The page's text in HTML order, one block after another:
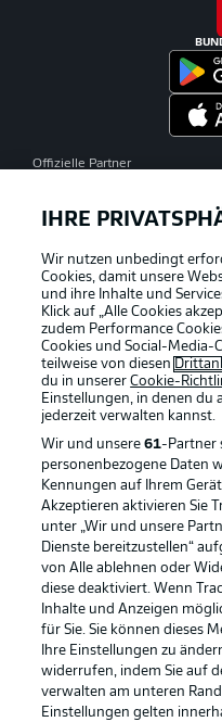
Offizielle Partner
Rechtliche Hinweise
Datenschutz
Broadcaster
Jobs
Partner
IHRE
Wir nutzen unbedingt
Cookies, damit unsere
und ihre Inhalte und
Klick auf „Alle Cookies
zudem Performance
Cookies und Social-Media-
teilweise von diesen
du in unsererCookie-
Einstellungen, in denen du
jederzeit verwalten kannst.
Wir und unsere61-Partner
personenbezogene Daten
Kennungen auf Ihrem
Akzeptieren aktivieren Sie
unter „Wir und unsere
Dienste bereitzustellen“
von Alle ablehnen oder
diese deaktiviert. Wenn
Inhalte und Anzeigen
für Sie. Sie können dieses
Ihre Einstellungen zu
widerrufen, indem Sie auf
verwalten am unteren
Einstellungen gelten